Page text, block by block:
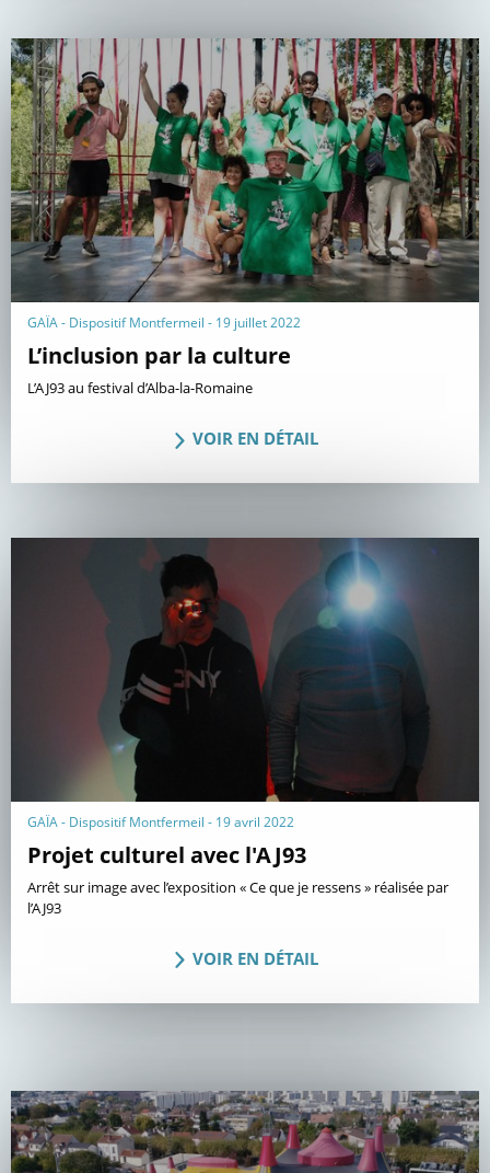
GAÏA - Dispositif Montfermeil - 19 juillet 2022
L’inclusion par la culture
L’AJ93 au festival d’Alba-la-Romaine
VOIR EN DÉTAIL
GAÏA - Dispositif Montfermeil - 19 avril 2022
Projet culturel avec l'AJ93
Arrêt sur image avec l’exposition « Ce que je ressens » réalisée par
l’AJ93
VOIR EN DÉTAIL